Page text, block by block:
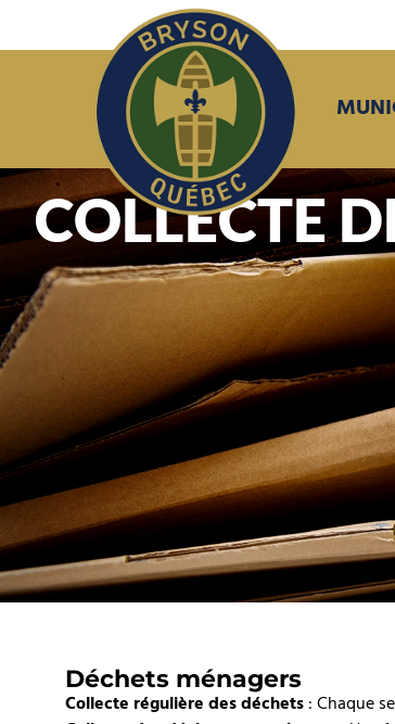
COLLECTE
Déchets ménagers
Collecte régulière des déchets: Chaque